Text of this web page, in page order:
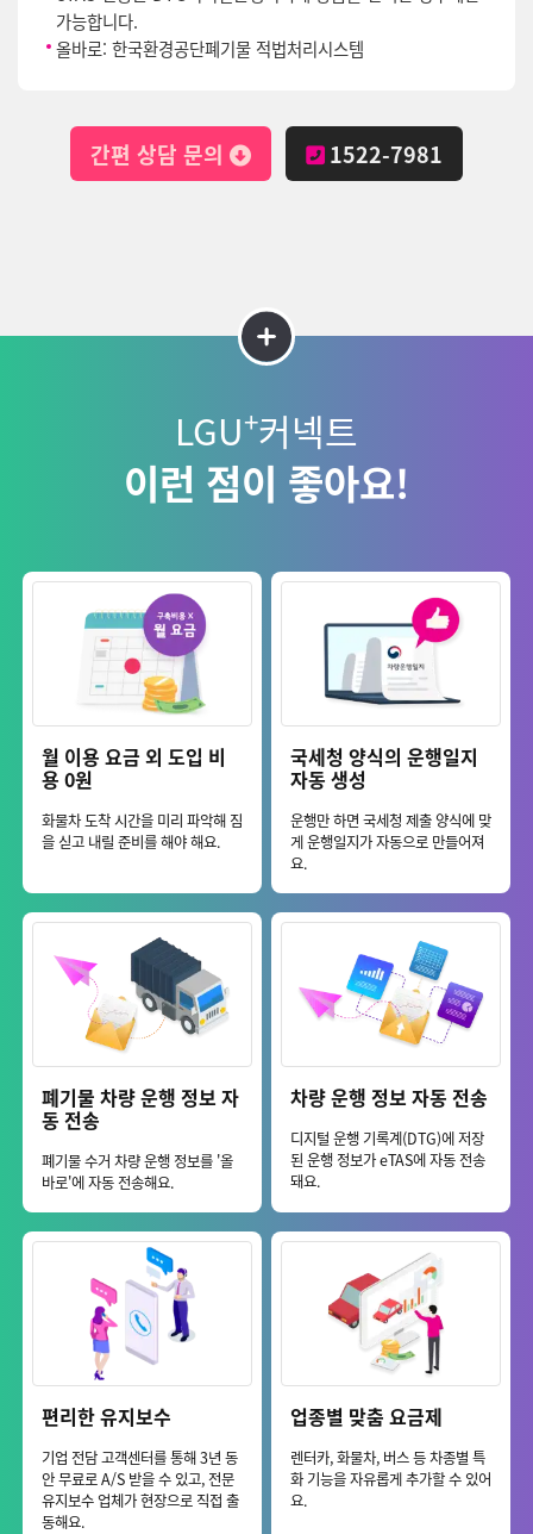
가능합니다.
올바로: 한국환경공단폐기물 적법처리시스템
간편 상담 문의 1522-7981
LGU+커넥트
이런 점이 좋아요!
월 이용 요금 외 도입 비
용 0원
화물차 도착 시간을 미리 파악해 짐
을 싣고 내릴 준비를 해야 해요.
국세청 양식의 운행일지
자동 생성
운행만 하면 국세청 제출 양식에 맞
게 운행일지가 자동으로 만들어져
요.
폐기물 차량 운행 정보 자
동 전송
폐기물 수거 차량 운행 정보를 '올
바로'에 자동 전송해요.
차량 운행 정보 자동 전송
디지털 운행 기록계(DTG)에 저장
된 운행 정보가 eTAS에 자동 전송
돼요.
편리한 유지보수
기업 전담 고객센터를 통해 3년 동
안 무료로 A/S 받을 수 있고, 전문
유지보수 업체가 현장으로 직접 출
동해요.
업종별 맞춤 요금제
렌터카, 화물차, 버스 등 차종별 특
화 기능을 자유롭게 추가할 수 있어
요.